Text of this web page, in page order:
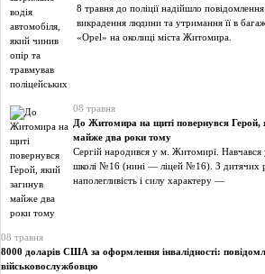
8 травня до поліції надійшло
викрадення людини та утримання її в
«Opel» на околиці міста Житомира.
08 травня
До Житомира на щиті повернувся Герой,
майже два роки тому
Сергій народився у м. Житомирі. Навчався
школі №16 (нині — ліцей №16). З дитячих
наполегливість і силу характеру —
08 травня
8000 доларів США за оформлення інвалідності:
військовослужбовцю